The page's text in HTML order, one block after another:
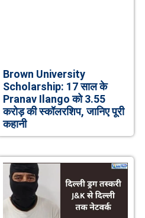
Brown University
Scholarship: 17 साल के
Pranav Ilango को 3.55
करोड़ की स्कॉलरशिप, जानिए पूरी
कहानी